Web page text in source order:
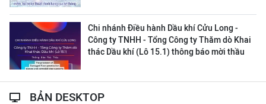
Chi nhánh Điều hành Dầu khí Cửu Long -
Công ty TNHH - Tổng Công ty Thăm dò Khai
thác Dầu khí (Lô 15.1) thông báo mời thầu
BẢN DESKTOP